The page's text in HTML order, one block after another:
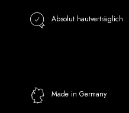
Absolut hautverträglich
Made in Germany